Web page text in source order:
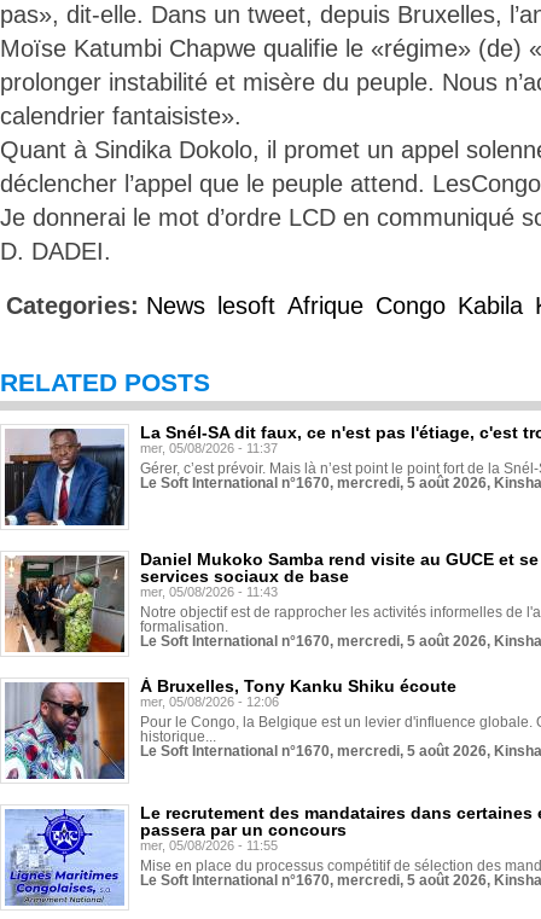
pas», dit-elle. Dans un tweet, depuis Bruxelles,
Moïse Katumbi Chapwe qualifie le «régime» (de)
prolonger instabilité et misère du peuple. Nous
calendrier fantaisiste».
Quant à Sindika Dokolo, il promet un appel
déclencher l’appel que le peuple attend.
Je donnerai le mot d’ordre LCD en communiqué
D. DADEI.
Categories: News lesoft Afrique Congo Kabila
RELATED POSTS
La Snél-SA dit faux, ce n'est pas l'étiage, c'est
mer, 05/08/2026 - 11:37
Gérer, c’est prévoir. Mais là n’est point le point fort de la
Le Soft International n°1670, mercredi, 5 août 2026,
Daniel Mukoko Samba rend visite au GUCE et
services sociaux de base
mer, 05/08/2026 - 11:43
Notre objectif est de rapprocher les activités informelles de
formalisation.
Le Soft International n°1670, mercredi, 5 août 2026,
À Bruxelles, Tony Kanku Shiku écoute
mer, 05/08/2026 - 12:06
Pour le Congo, la Belgique est un levier d'influence globale.
historique...
Le Soft International n°1670, mercredi, 5 août 2026,
Le recrutement des mandataires dans
passera par un concours
mer, 05/08/2026 - 11:55
Mise en place du processus compétitif de sélection des
Le Soft International n°1670, mercredi, 5 août 2026,